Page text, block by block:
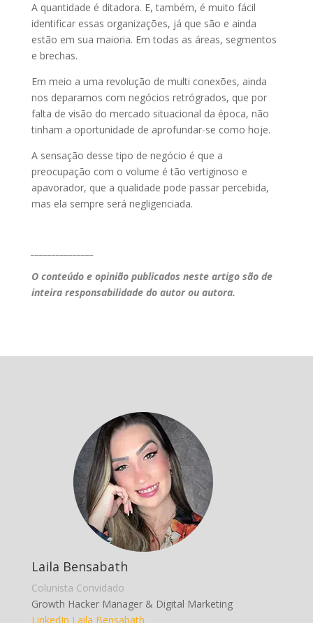
A quantidade é ditadora. E, também, é muito fácil
identificar essas organizações, já que são e ainda
estão em sua maioria. Em todas as áreas, segmentos
e brechas.
Em meio a uma revolução de multi conexões, ainda
nos deparamos com negócios retrógrados, que por
falta de visão do mercado situacional da época, não
tinham a oportunidade de aprofundar-se como hoje.
A sensação desse tipo de negócio é que a
preocupação com o volume é tão vertiginoso e
apavorador, que a qualidade pode passar percebida,
mas ela sempre será negligenciada.
O conteúdo e opinião publicados neste artigo são de
inteira responsabilidade do autor ou autora.
Laila Bensabath
Colunista Convidado
Growth Hacker Manager & Digital Marketing
LinkedIn Laila Bensabath